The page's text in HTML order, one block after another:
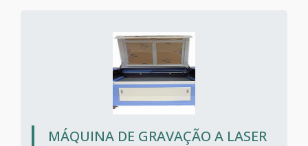
MÁQUINA DE GRAVAÇÃO A LASER